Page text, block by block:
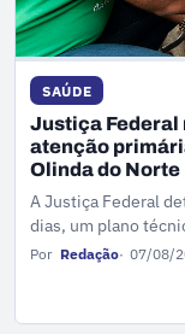
SAÚDE
Justiça Federal
atenção
Olinda do Norte
A Justiça Federal
dias, um plano
saúde na Terra
Por Redação 07/08/